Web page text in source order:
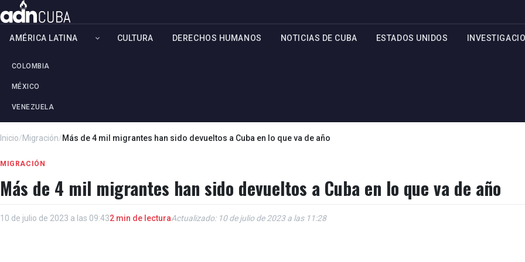
AMÉRICA LATINA
COLOMBIA
MÉXICO
VENEZUELA
CULTURA DERECHOS HUMANOS NOTICIAS DE CUBA ESTADOS UNIDOS
Inicio/Migración/Más de 4 mil migrantes han sido devueltos a Cuba en lo que va de año
MIGRACIÓN
Más de 4 mil migrantes han sido devueltos a Cuba en lo que va de año
10 de julio de 2023 a las 09:432 min de lecturaActualizado: 10 de julio de 2023 a las 11:28